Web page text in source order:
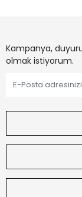
Kampanya,
olmak istiyorum.